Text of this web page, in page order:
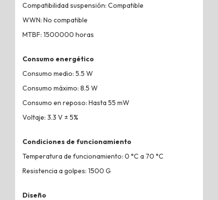
Compatibilidad suspensión: Compatible
WWN: No compatible
MTBF: 1500000 horas
Consumo energético
Consumo medio: 5.5 W
Consumo máximo: 8.5 W
Consumo en reposo: Hasta 55 mW
Voltaje: 3.3 V ± 5%
Condiciones de funcionamiento
Temperatura de funcionamiento: 0 °C a 70 °C
Resistencia a golpes: 1500 G
Diseño